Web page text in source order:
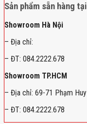
Sản phẩm sẵn hàng
Showroom Hà Nội
– Địa chỉ:
– ĐT: 084.2222.678
Showroom TP.HCM
– Địa chỉ: 69-71 Phạm Huy
– ĐT: 084.2222.678